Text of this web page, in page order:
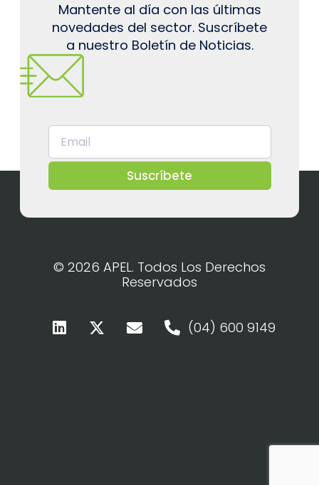
Mantente al día con las últimas
novedades del sector. Suscríbete
a nuestro Boletín de Noticias.
Suscríbete
© 2026 APEL. Todos Los Derechos
Reservados
(04) 600 9149